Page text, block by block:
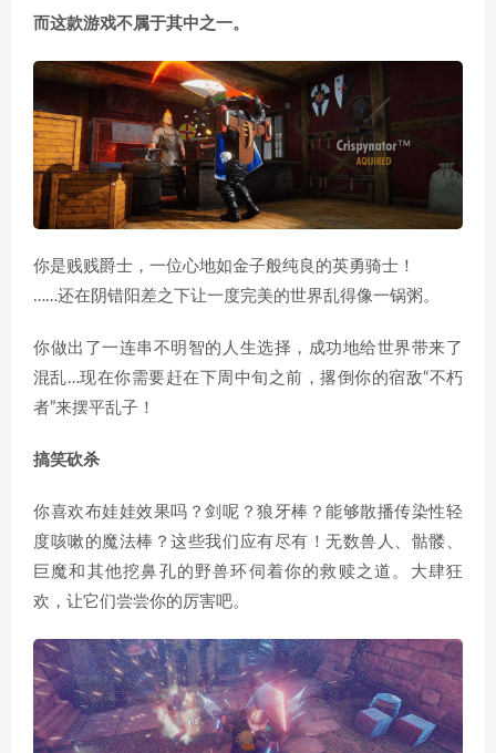
而这款游戏不属于其中之一。
你是贱贱爵士，一位心地如金子般纯良的英勇骑士！
……还在阴错阳差之下让一度完美的世界乱得像一锅粥。
你做出了一连串不明智的人生选择，成功地给世界带来了
混乱…现在你需要赶在下周中旬之前，撂倒你的宿敌“不朽
者”来摆平乱子！
搞笑砍杀
你喜欢布娃娃效果吗？剑呢？狼牙棒？能够散播传染性轻
度咳嗽的魔法棒？这些我们应有尽有！无数兽人、骷髅、
巨魔和其他挖鼻孔的野兽环伺着你的救赎之道。大肆狂
欢，让它们尝尝你的厉害吧。